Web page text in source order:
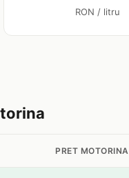
RON / litru
PRET MOTORINA